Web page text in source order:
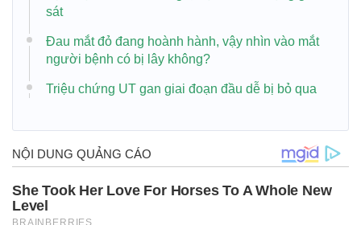
sát
Đau mắt đỏ đang hoành hành, vậy nhìn vào mắt
người bệnh có bị lây không?
Triệu chứng UT gan giai đoạn đầu dễ bị bỏ qua